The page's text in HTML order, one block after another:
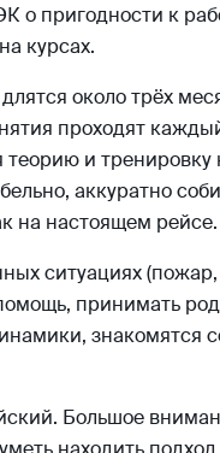
о пригодности к
курсах.
около трёх
проходят
теорию и
аккуратно
на настоящем рейсе.
ситуациях
принимать
знакомятся
Большое